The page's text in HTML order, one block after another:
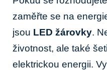
zaměřte ‌se​ na
jsou LED‌ žárovky.
životnost, ale také
elektrickou energii.‌